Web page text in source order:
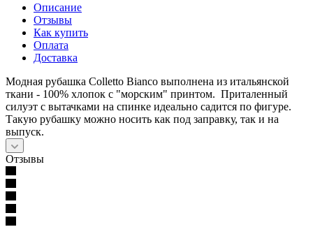
Описание
Отзывы
Как купить
Оплата
Доставка
Модная рубашка Colletto Bianco выполнена из итальянской
ткани - 100% хлопок с "морским" принтом. Приталенный
силуэт с вытачками на спинке идеально садится по фигуре.
Такую рубашку можно носить как под заправку, так и на
выпуск.
Отзывы